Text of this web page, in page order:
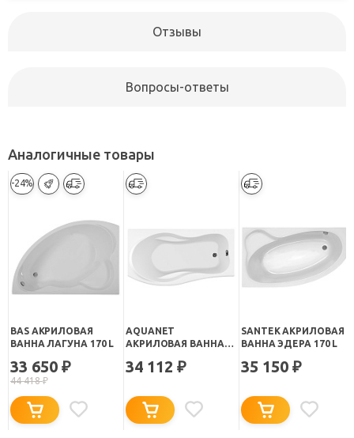
Отзывы
Вопросы-ответы
Аналогичные товары
-24%
BAS АКРИЛОВАЯ
ВАННА ЛАГУНА 170 L
33 650 ₽
44 418₽
AQUANET
АКРИЛОВАЯ ВАННА
34 112 ₽
SANTEK АКРИЛОВАЯ
ВАННА ЭДЕРА 170 L
35 150 ₽